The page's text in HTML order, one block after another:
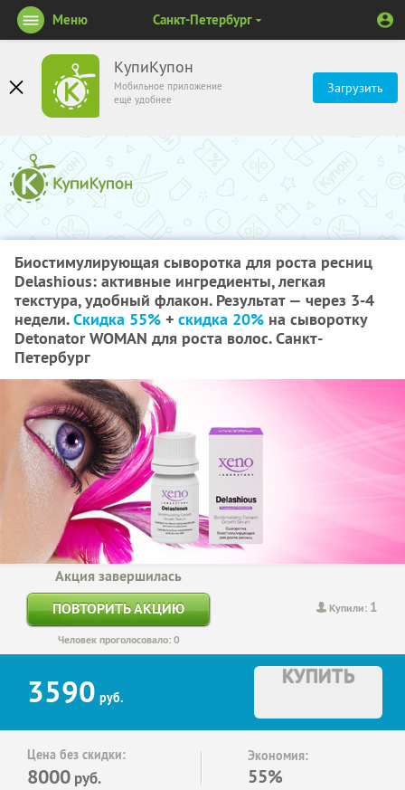
КупиКупон
Мобильное приложение
ещё удобнее
Загрузить
Меню Санкт-Петербург
Биостимулирующая сыворотка для роста ресниц
Delashious: активные ингредиенты, легкая
текстура, удобный флакон. Результат — через 3-4
недели.Скидка 55% + скидка 20% на сыворотку
Detonator WOMAN для роста волос. Санкт-
Петербург
Купили: 1
Акция завершилась
ПОВТОРИТЬ АКЦИЮ
Человек проголосовало: 0
3590 руб.
КУПИТЬ
Цена без скидки:
8000 руб.
Экономия:
55%